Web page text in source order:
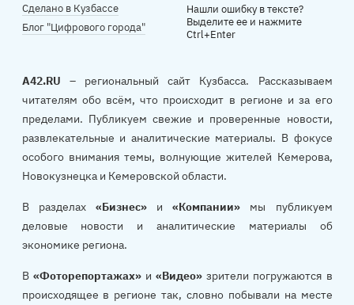
Сделано в Кузбассе
Блог "Цифрового города"
Нашли ошибку в тексте?
Выделите ее и нажмите
Ctrl+Enter
A42.RU – региональный сайт Кузбасса. Рассказываем
читателям обо всём, что происходит в регионе и за его
пределами. Публикуем свежие и проверенные новости,
развлекательные и аналитические материалы. В фокусе
особого внимания темы, волнующие жителей Кемерова,
Новокузнецка и Кемеровской области.
В разделах «Бизнес»и«Компании» мы публикуем
деловые новости и аналитические материалы об
экономике региона.
В «Фоторепортажах»и«Видео» зрители погружаются в
происходящее в регионе так, словно побывали на месте